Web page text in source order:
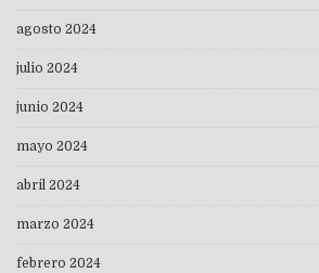
agosto 2024
julio 2024
junio 2024
mayo 2024
abril 2024
marzo 2024
febrero 2024